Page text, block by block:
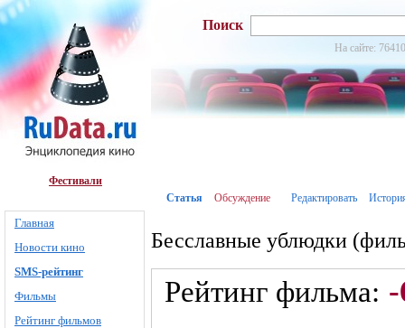
Фестивали
Главная
Новости кино
SMS-рейтинг
Фильмы
Рейтинг фильмов
Поиск
На сайте:
Статья Обсуждение Редактировать
Бесславные ублюдки
Рейтинг фильма: